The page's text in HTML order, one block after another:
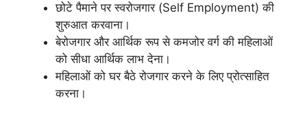
छोटे पैमाने पर स्वरोजगार (Self Employment) की
शुरुआत करवाना।
बेरोजगार और आर्थिक रूप से कमजोर वर्ग की महिलाओं
को सीधा आर्थिक लाभ देना।
महिलाओं को घर बैठे रोजगार करने के लिए प्रोत्साहित
करना।